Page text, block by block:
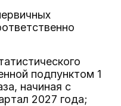
подпунктом 1
начиная с
2027 года;